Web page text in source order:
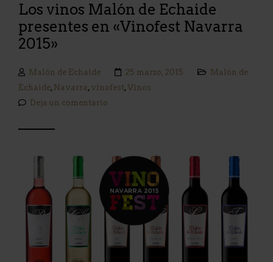
Los vinos Malón de Echaide
presentes en «Vinofest Navarra
2015»
Malón de Echaide 25 marzo, 2015
Malón de
Echaide, Navarra, vinofest, Vinos
Deja un comentario